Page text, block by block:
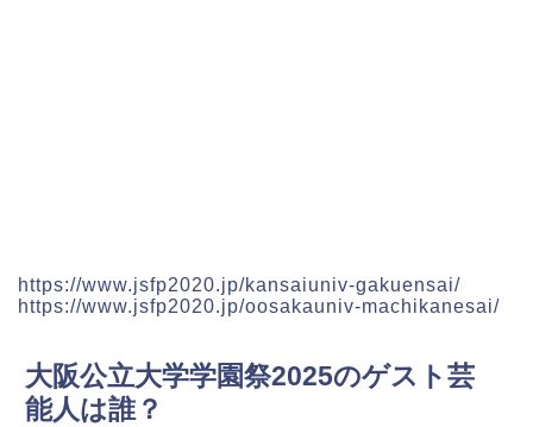
https://www.jsfp2020.jp/kansaiuniv-gakuensai/
https://www.jsfp2020.jp/oosakauniv-machikanesai/
大阪公立大学学園祭2025のゲスト芸
能人は誰？